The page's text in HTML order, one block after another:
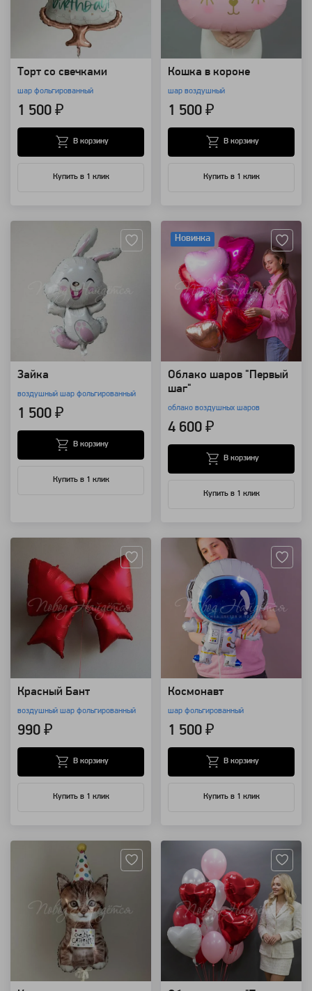
Торт со свечками
шар фольгированный
1 500 ₽
Купить в 1 клик
В корзину
Кошка в короне
шар воздушный
1 500 ₽
Купить в 1 клик
В корзину
Зайка
воздушный шар фольгированный
1 500 ₽
Купить в 1 клик
В корзину
Новинка
Облако шаров "Первый
шаг"
облако воздушных шаров
4 600 ₽
Купить в 1 клик
В корзину
Красный Бант
воздушный шар фольгированный
990 ₽
Купить в 1 клик
В корзину
Космонавт
шар фольгированный
1 500 ₽
Купить в 1 клик
В корзину